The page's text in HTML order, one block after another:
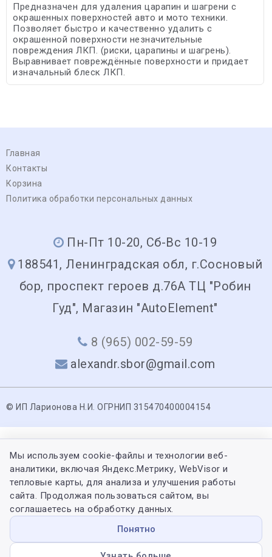
Предназначен для удаления царапин и шагрени с
окрашенных поверхностей авто и мото техники.
Позволяет быстро и качественно удалить с
окрашенной поверхности незначительные
повреждения ЛКП. (риски, царапины и шагрень).
Выравнивает повреждённые поверхности и придает
изначальный блеск ЛКП.
Главная
Контакты
Корзина
Политика обработки персональных данных
Пн-Пт 10-20, Сб-Вс 10-19
188541, Ленинградская обл, г.Сосновый
бор, проспект героев д.76А ТЦ "Робин
Гуд", Магазин "AutoElement"
8 (965) 002-59-59
alexandr.sbor@gmail.com
© ИП Ларионова Н.И. ОГРНИП 315470400004154
Мы используем cookie-файлы и технологии веб-
аналитики, включая Яндекс.Метрику, WebVisor и
тепловые карты, для анализа и улучшения работы
сайта. Продолжая пользоваться сайтом, вы
соглашаетесь на обработку данных.
Понятно